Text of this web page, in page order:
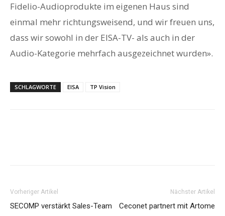
Fidelio-Audioprodukte im eigenen Haus sind
einmal mehr richtungsweisend, und wir freuen uns,
dass wir sowohl in der EISA-TV- als auch in der
Audio-Kategorie mehrfach ausgezeichnet wurden».
SCHLAGWORTE EISA TP Vision
Vorheriger Artikel
SECOMP verstärkt Sales-Team
Nächster Artikel
Ceconet partnert mit Artome